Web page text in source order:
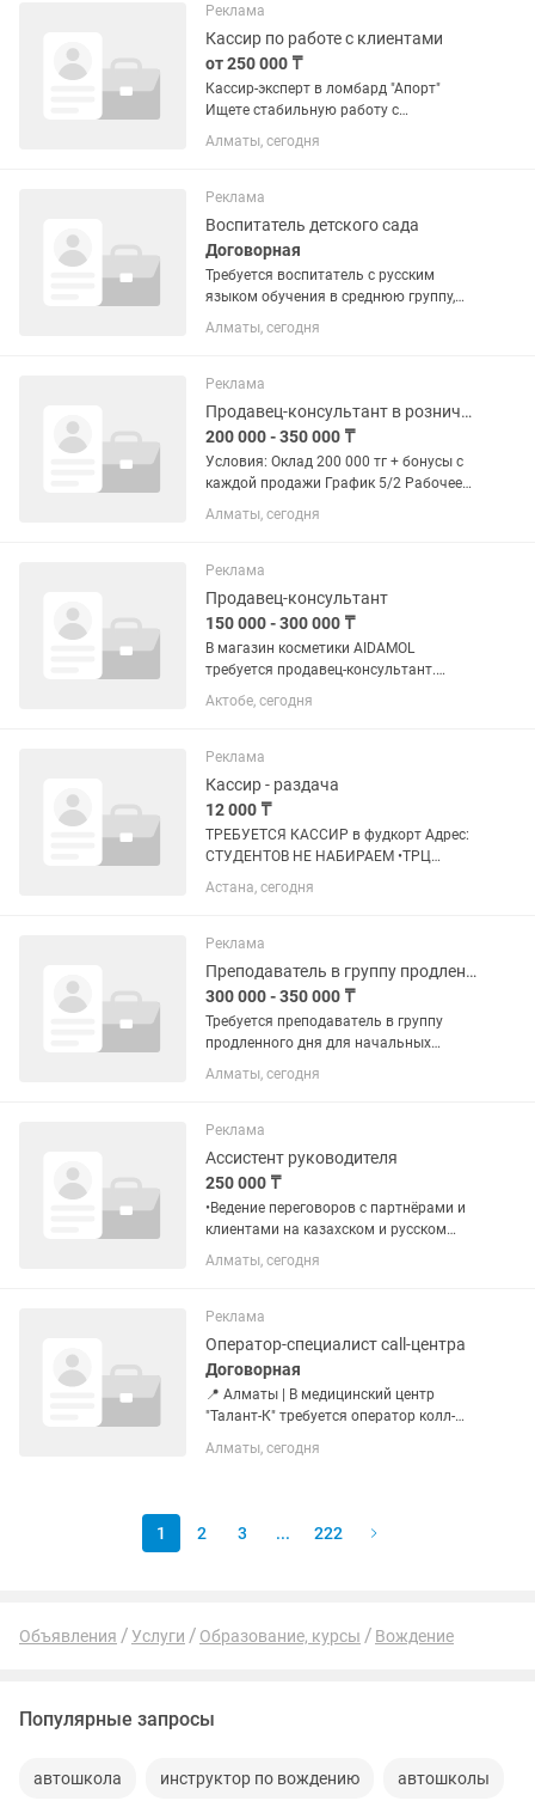
достигать высоких...
Реклама
Кассир по работе с клиентами
от 250 000 ₸
Кассир-эксперт в ломбард "Апорт"
Ищете стабильную работу с
возможностью влиять на свой доход?
Мы расширяем команду! Опыт работы
ожидания: -Свободное владение...
Алматы, сегодня
Реклама
Воспитатель детского сада
Договорная
Требуется воспитатель с русским
языком обучения в среднюю группу,
возраст детей с 2,5 до 4 лет. Садик
находится в Турксибском районе Мкр
сад « Мурзилка- 2021 »
Алматы, сегодня
Реклама
Продавец-консультант в розничном магазине
200 000 - 350 000 ₸
Условия: Оклад 200 000 тг + бонусы с
каждой продажи График 5/2 Рабочее
время: 10:00–20:00 Стабильная и
своевременная заработная плата
Курмангазы,...
Алматы, сегодня
Реклама
Продавец-консультант
150 000 - 300 000 ₸
В магазин косметики AIDAMOL
требуется продавец-консультант.
Студенты не пишите пожалуйста!!!
Филиалы: Батыс, 8 мкр, Стадион.
казахского языков, опыт в продажах,...
Актобе, сегодня
Реклама
Кассир - раздача
12 000 ₸
ТРЕБУЕТСЯ КАССИР в фудкорт Адрес:
СТУДЕНТОВ НЕ НАБИРАЕМ •ТРЦ
«Жибек-Жолы» Байтурсынова 34 •ТРЦ
«Евразия 3» Петрова 24 Условия:
Астана, сегодня
Реклама
Преподаватель в группу продленного дня
300 000 - 350 000 ₸
Требуется преподаватель в группу
продленного дня для начальных
классов с русским языком обучения 1.
Выполнение домашних заданий 2.
Алматы, сегодня
Реклама
Ассистент руководителя
250 000 ₸
•Ведение переговоров с партнёрами и
клиентами на казахском и русском
языках •Подготовка отчётов и
аналитических справок для
CRM-системы, актуализация...
Алматы, сегодня
Реклама
Оператор-специалист call-центра
Договорная
📍 Алматы | В медицинский центр
"Талант-К" требуется оператор колл-
стоматологий "Stomatolog24kz" (24/7)
Алматы, сегодня
1 2 3 ... 222
Объявления Услуги Образование, курсы Вождение
Популярные запросы
автошкола инструктор по вождению автошколы